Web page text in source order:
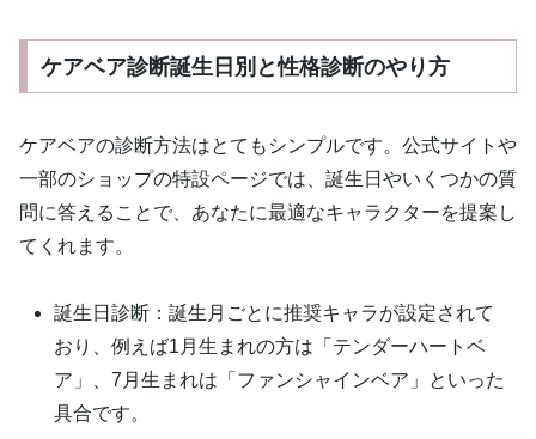
ケアベア診断誕生日別と性格診断のやり方
ケアベアの診断方法はとてもシンプルです。公式サイトや
一部のショップの特設ページでは、誕生日やいくつかの質
問に答えることで、あなたに最適なキャラクターを提案し
てくれます。
誕生日診断：誕生月ごとに推奨キャラが設定されて
おり、例えば1月生まれの方は「テンダーハートベ
ア」、7月生まれは「ファンシャインベア」といった
具合です。